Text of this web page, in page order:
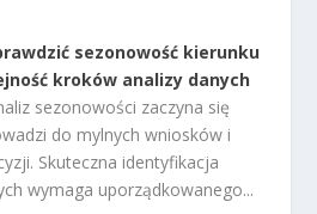
sezonowość kierunku
kroków analizy danych
sezonowości zaczyna się
do mylnych wniosków i
Skuteczna identyfikacja
wymaga uporządkowanego...